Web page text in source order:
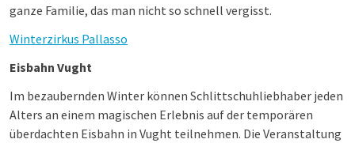
ganze Familie, das man nicht so schnell vergisst.
Winterzirkus Pallasso
Eisbahn Vught
Im bezaubernden Winter können Schlittschuhliebhaber jeden
Alters an einem magischen Erlebnis auf der temporären
überdachten Eisbahn in Vught teilnehmen. Die Veranstaltung